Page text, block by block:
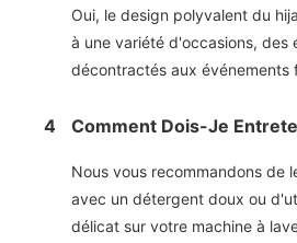
Oui, le design polyvalent du
à une variété d'occasions, des
décontractés aux événements
4 Comment Dois-Je
Nous vous recommandons de
avec un détergent doux ou
délicat sur votre machine à